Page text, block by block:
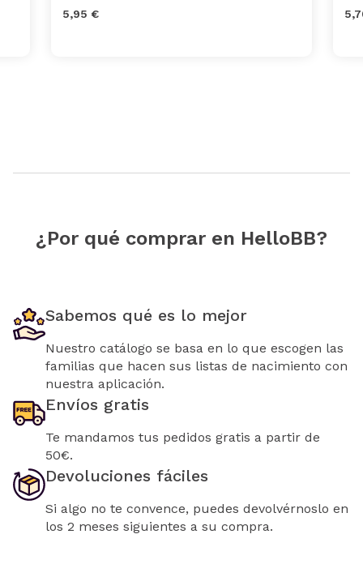
5,95 €
¿Por qué comprar en HelloBB?
Sabemos qué es lo mejor
Nuestro catálogo se basa en lo que escogen las
familias que hacen sus listas de nacimiento con
nuestra aplicación.
Envíos gratis
Te mandamos tus pedidos gratis a partir de
50€.
Devoluciones fáciles
Si algo no te convence, puedes devolvérnoslo en
los 2 meses siguientes a su compra.